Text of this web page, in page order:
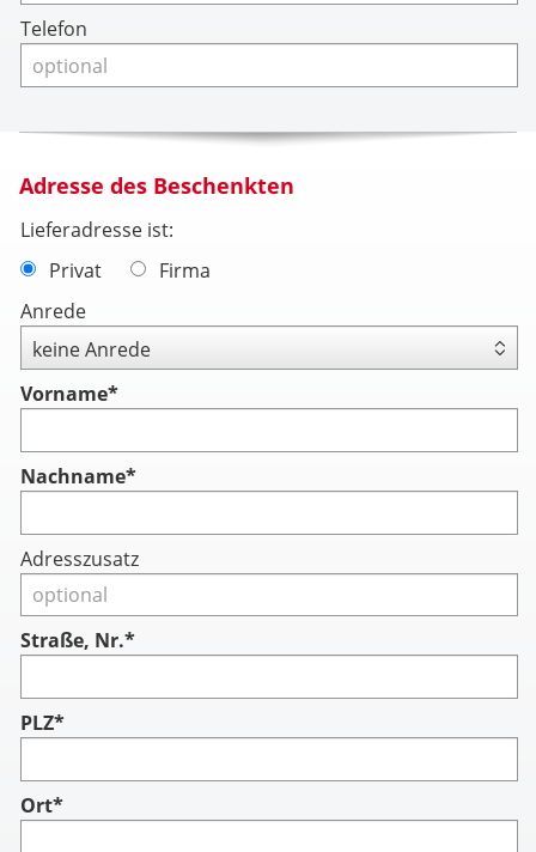
Telefon
Adresse des Beschenkten
Lieferadresse ist:
Privat
Firma
Anrede
Vorname*
Nachname*
Adresszusatz
Straße, Nr.*
PLZ*
Ort*